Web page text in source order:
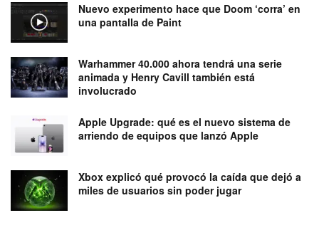
Nuevo experimento hace que Doom ‘corra’ en
una pantalla de Paint
Warhammer 40.000 ahora tendrá una serie
animada y Henry Cavill también está
involucrado
Apple Upgrade: qué es el nuevo sistema de
arriendo de equipos que lanzó Apple
Xbox explicó qué provocó la caída que dejó a
miles de usuarios sin poder jugar